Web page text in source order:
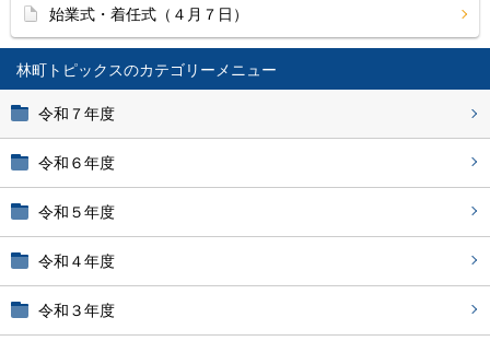
林町トピックス
令和７年度
令和６年度
令和５年度
令和４年度
令和３年度
始業式・着任式（４月７日）